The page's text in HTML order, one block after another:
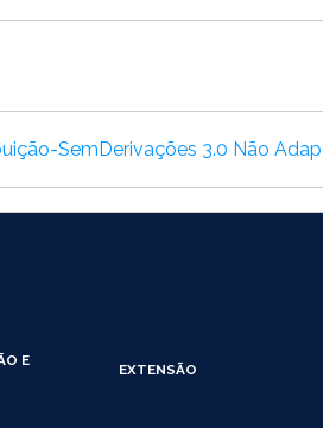
SemDerivações 3.0 Não
E
EXTENSÃO